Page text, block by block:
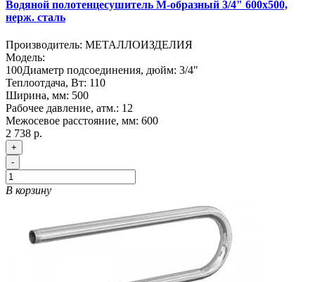
Водяной полотенцесушитель М-образный 3/4" 600х500,
нерж. сталь
Производитель: МЕТАЛЛОИЗДЕЛИЯ
Модель:
100Диаметр подсоединения, дюйм: 3/4"
Теплоотдача, Вт: 110
Ширина, мм: 500
Рабочее давление, атм.: 12
Межосевое расстояние, мм: 600
2 738 р.
+
-
В корзину